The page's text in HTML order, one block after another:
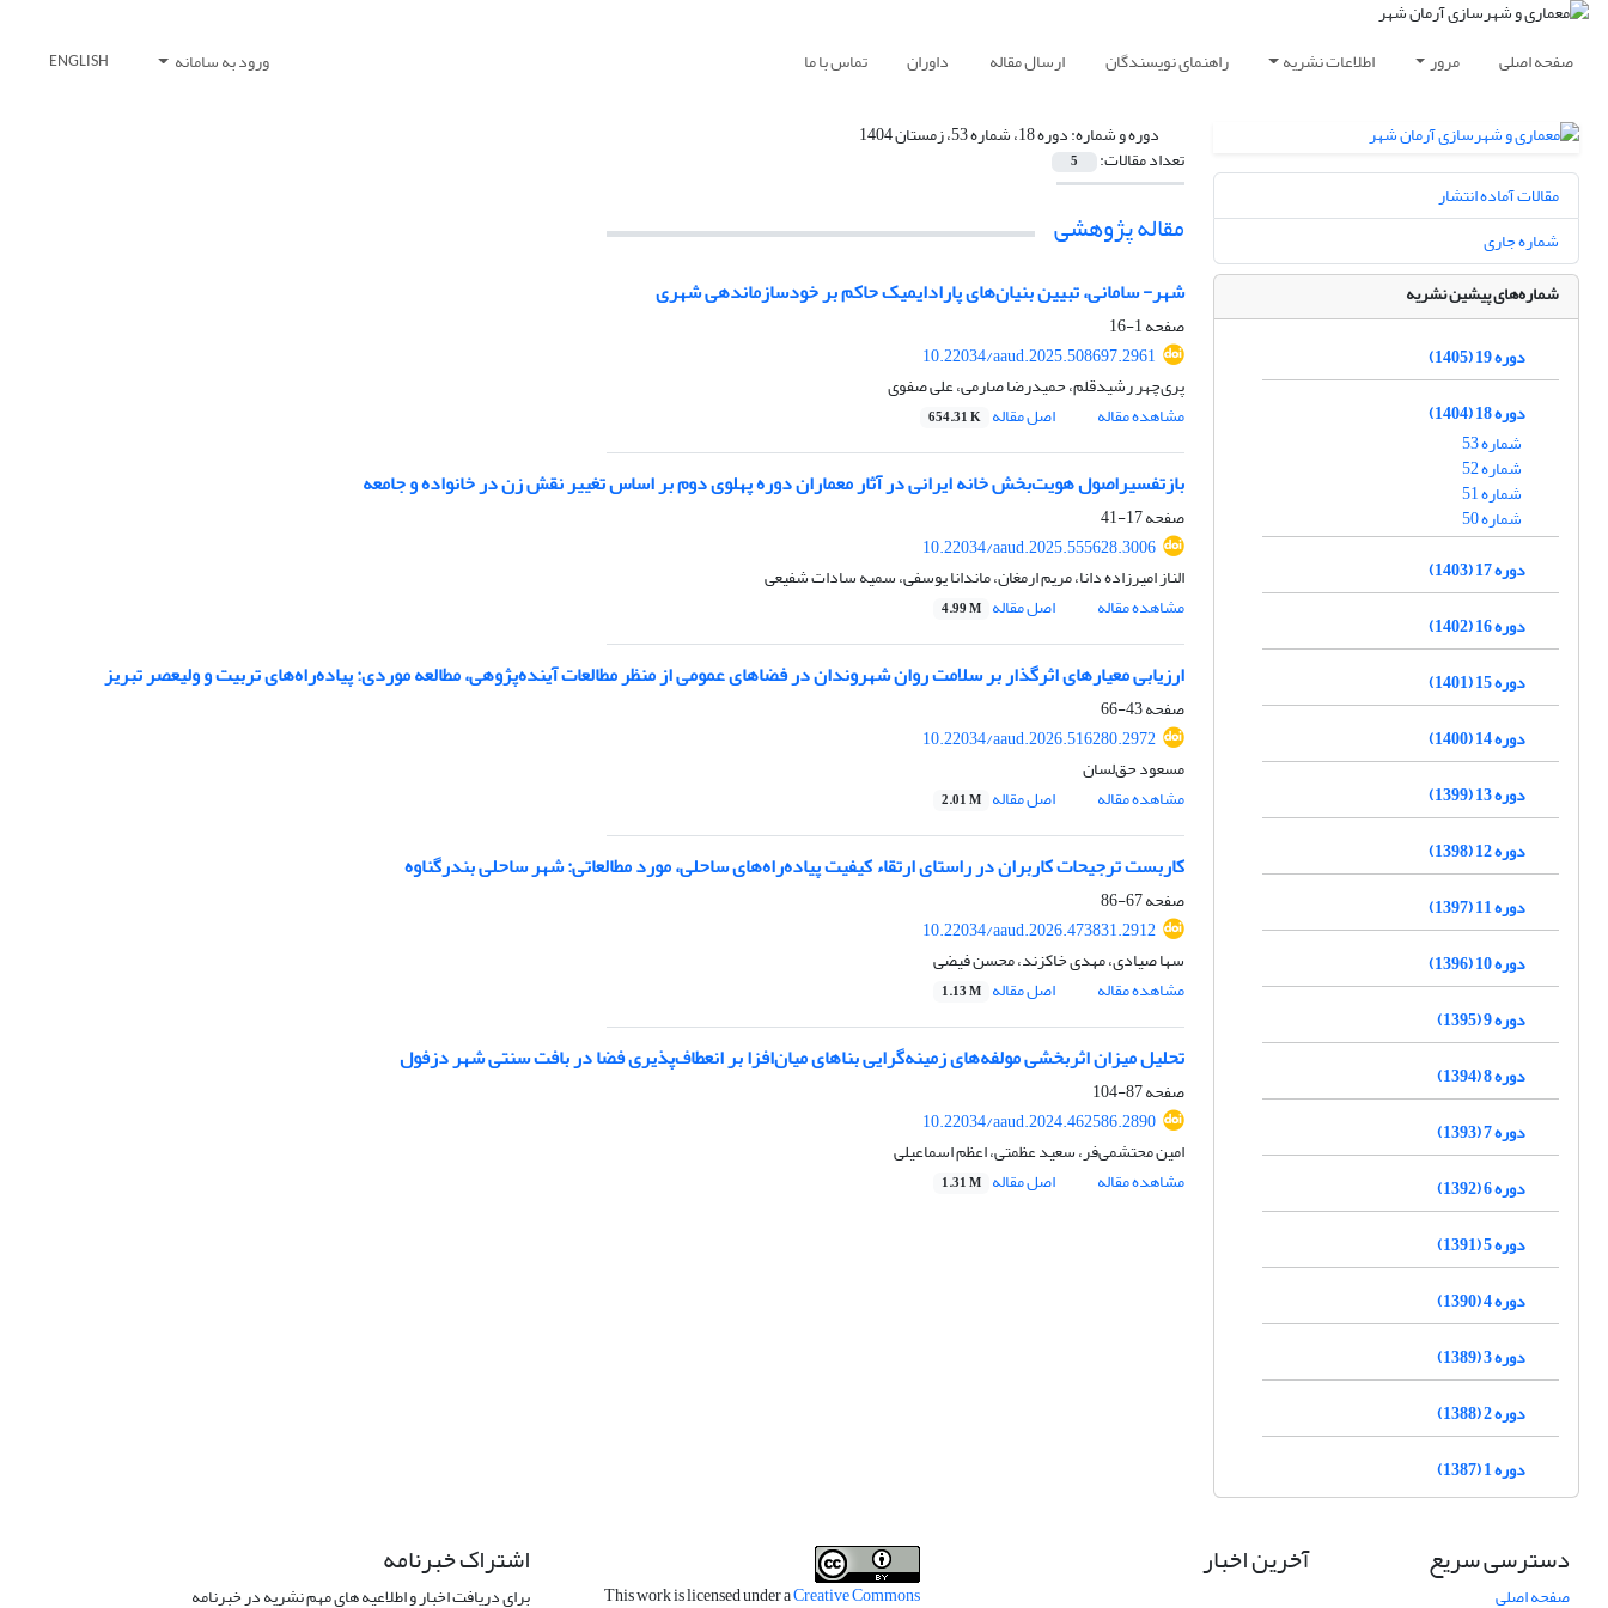
صفحه اصلی مرور اطلاعات نشریه راهنمای نویسندگان ارسال مقاله داوران تماس با ما ورود به سامانه ENGLISH
دوره و شماره:دوره 18، شماره 53، زمستان 1404
تعداد مقالات: 5
مقاله پژوهشی
شهر- سامانی، تبیین بنیان‌‌های پارادایمیک حاکم بر خودسازماندهی شهری
صفحه1-16
10.22034/aaud.2025.508697.2961
پری‌‌چهر رشیدقلم، حمیدرضا صارمی، علی صفوی
مشاهده مقاله
اصل مقاله 654.31 K
بازتفسیراصول هویت‌بخش خانه ایرانی در آثار معماران دوره پهلوی دوم بر اساس تغییر نقش زن در خانواده و جامعه
صفحه17-41
10.22034/aaud.2025.555628.3006
الناز امیرزاده دانا، مریم ارمغان، ماندانا یوسفی، سمیه سادات شفیعی
مشاهده مقاله
اصل مقاله 4.99 M
ارزیابی معیارهای اثرگذار بر سلامت روان شهروندان در فضاهای عمومی از منظر مطالعات آینده‌پژوهی، مطالعه موردی: پیاده‌راه‌های تربیت و ولیعصر تبریز
صفحه43-66
10.22034/aaud.2026.516280.2972
مسعود حق‌لسان
مشاهده مقاله
اصل مقاله 2.01 M
کاربست ترجیحات کاربران در راستای ارتقاء کیفیت پیاده‌‌راه‌‌های ساحلی، مورد مطالعاتی: شهر ساحلی بندرگناوه
صفحه67-86
10.22034/aaud.2026.473831.2912
سها صیادی، مهدی خاکزند، محسن فیضی
مشاهده مقاله
اصل مقاله 1.13 M
تحلیل میزان اثربخشی مولفه‌های زمینه‌گرایی بناهای میان‌افزا بر انعطاف‌پذیری فضا در بافت سنتی شهر دزفول
صفحه87-104
10.22034/aaud.2024.462586.2890
امین محتشمی‌فر، سعید عظمتی، اعظم اسماعیلی
مشاهده مقاله
اصل مقاله 1.31 M
مقالات آماده انتشار
شماره جاری
شماره‌های پیشین نشریه
دوره 19 (1405)
دوره 18 (1404)
شماره 53
شماره 52
شماره 51
شماره 50
دوره 17 (1403)
دوره 16 (1402)
دوره 15 (1401)
دوره 14 (1400)
دوره 13 (1399)
دوره 12 (1398)
دوره 11 (1397)
دوره 10 (1396)
دوره 9 (1395)
دوره 8 (1394)
دوره 7 (1393)
دوره 6 (1392)
دوره 5 (1391)
دوره 4 (1390)
دوره 3 (1389)
دوره 2 (1388)
دوره 1 (1387)
دسترسی سریع
صفحه اصلی
آخرین اخبار
This work is licensed under aCreative Commons
اشتراک خبرنامه
برای دریافت اخبار و اطلاعیه های مهم نشریه در خبرنامه